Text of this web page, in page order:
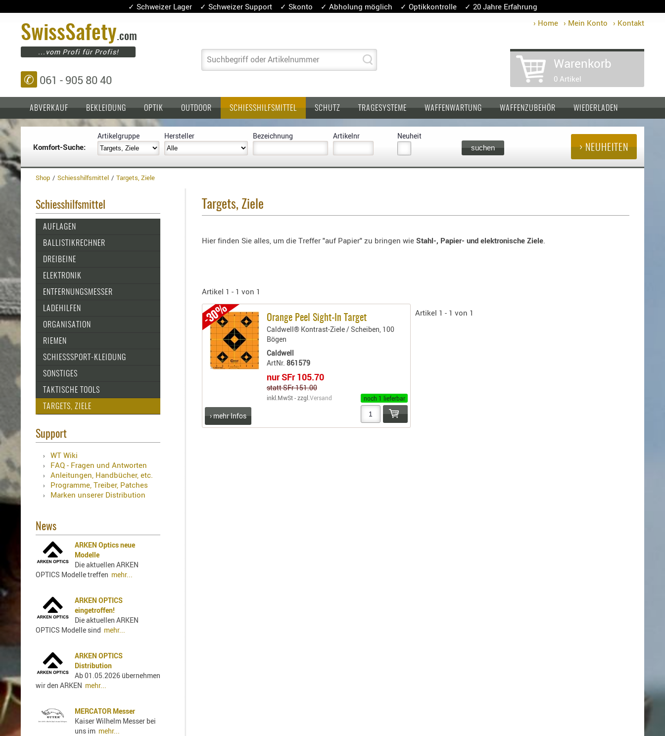
✓ Schweizer Lager ✓ Schweizer Support ✓ Skonto ✓ Abholung möglich ✓ Optikkontrolle ✓ 20 Jahre Erfahrung
› Home › Mein Konto › Kontakt
SwissSafety.com
...vom Profi für Profis!
✆ 061 - 905 80 40
Suchbegriff oder Artikelnummer Warenkorb
0 Artikel
ABVERKAUF BEKLEIDUNG OPTIK OUTDOOR SCHIESSHILFSMITTEL SCHUTZ
Einlagen,
Kopfschutz
Tragesysteme
TRAGESYSTEME
Holster
Basen,
Grundplatten
1911er
Holster
Beretta
Holster
Holster
Glock
Holster
Sauer
Holster
Walther
Sonstige
Magazinholster
double
single
Holster-
Zubehör
WAFFENWARTUNG WAFFENZUBEHÖR WIEDERLADEN
Komfort-Suche:
Artikelgruppe Hersteller Bezeichnung Artikelnr Neuheit
› NEUHEITEN
Shop Schiesshilfsmittel Targets, Ziele
Schiesshilfsmittel
AUFLAGEN
BALLISTIKRECHNER
DREIBEINE
ELEKTRONIK
ENTFERNUNGSMESSER
LADEHILFEN
ORGANISATION
RIEMEN
SCHIESSSPORT-KLEIDUNG
SONSTIGES
TAKTISCHE TOOLS
TARGETS, ZIELE
Support
WT Wiki
FAQ - Fragen und Antworten
Anleitungen, Handbücher, etc.
Programme, Treiber, Patches
Marken unserer Distribution
News
ARKEN Optics neue
Modelle
Die aktuellen ARKEN
OPTICS Modelle treffen mehr...
ARKEN OPTICS
eingetroffen!
Die aktuellen ARKEN
OPTICS Modelle sind mehr...
ARKEN OPTICS
Distribution
Ab 01.05.2026 übernehmen
wir den ARKEN mehr...
MERCATOR Messer
Kaiser Wilhelm Messer bei
uns im mehr...
Targets, Ziele
Hier finden Sie alles, um die Treffer "auf Papier" zu bringen wie Stahl-, Papier- und elektronische Ziele.
Artikel 1 - 1 von 1
-30% Orange Peel Sight-In Target
Caldwell® Kontrast-Ziele / Scheiben, 100
Bögen
Caldwell
ArtNr. 861579
nur SFr 105.70
statt SFr 151.00
inkl.MwSt - zzgl. Versand noch 1 lieferbar
› mehr Infos
Artikel 1 - 1 von 1